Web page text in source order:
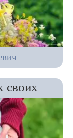
своих